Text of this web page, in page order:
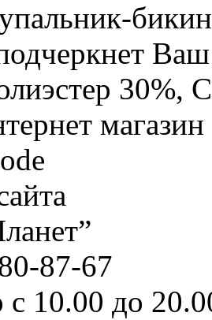
Ваш
30%,
магазин
87-67
с 10.00 до